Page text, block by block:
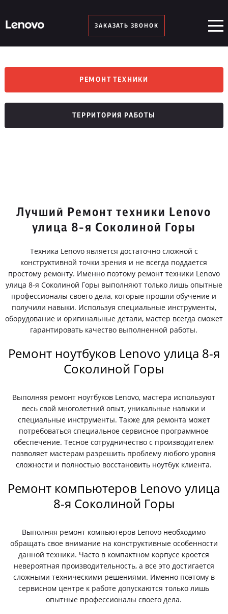
ЗАКАЗАТЬ ЗВОНОК
РЕМОНТ ТЕХНИКИ
ТЕРРИТОРИЯ РАБОТЫ
Лучший Ремонт техники Lenovo
улица 8-я Соколиной Горы
Техника Lenovo является достаточно сложной с
конструктивной точки зрения и не всегда поддается
простому ремонту. Именно поэтому ремонт техники Lenovo
улица 8-я Соколиной Горы выполняют только лишь опытные
профессионалы своего дела, которые прошли обучение и
получили навыки. Используя специальные инструменты,
оборудование и оригинальные детали, мастер всегда сможет
гарантировать качество выполненной работы.
Ремонт ноутбуков Lenovo улица 8-я
Соколиной Горы
Выполняя ремонт ноутбуков Lenovo, мастера используют
весь свой многолетний опыт, уникальные навыки и
специальные инструменты. Также для ремонта может
потребоваться специальное сервисное программное
обеспечение. Тесное сотрудничество с производителем
позволяет мастерам разрешить проблему любого уровня
сложности и полностью восстановить ноутбук клиента.
Ремонт компьютеров Lenovo улица
8-я Соколиной Горы
Выполняя ремонт компьютеров Lenovo необходимо
обращать свое внимание на конструктивные особенности
данной техники. Часто в компактном корпусе кроется
невероятная производительность, а все это достигается
сложными техническими решениями. Именно поэтому в
сервисном центре к работе допускаются только лишь
опытные профессионалы своего дела.